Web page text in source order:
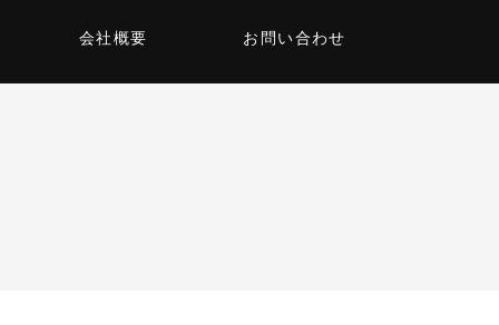
会社概要 お問い合わせ